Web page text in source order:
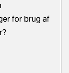
for brug af